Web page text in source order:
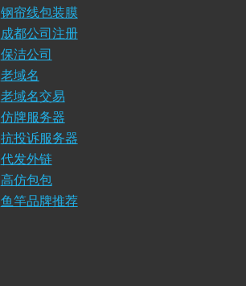
钢帘线包装膜
成都公司注册
保洁公司
老域名
老域名交易
仿牌服务器
抗投诉服务器
代发外链
高仿包包
鱼竿品牌推荐